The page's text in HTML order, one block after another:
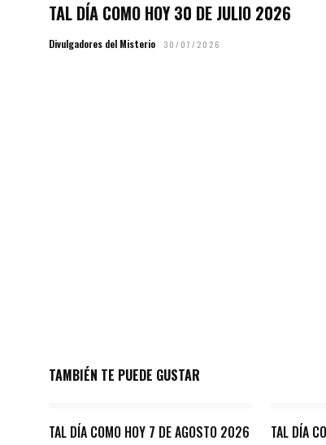
TAL DÍA COMO HOY 30 DE JULIO 2026
Divulgadores del Misterio 30/07/2026
TAMBIÉN TE PUEDE GUSTAR
TAL DÍA COMO HOY 7 DE AGOSTO 2026 TAL DÍA